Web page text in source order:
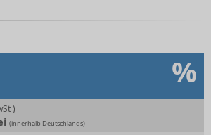
%
(innerhalb Deutschlands)